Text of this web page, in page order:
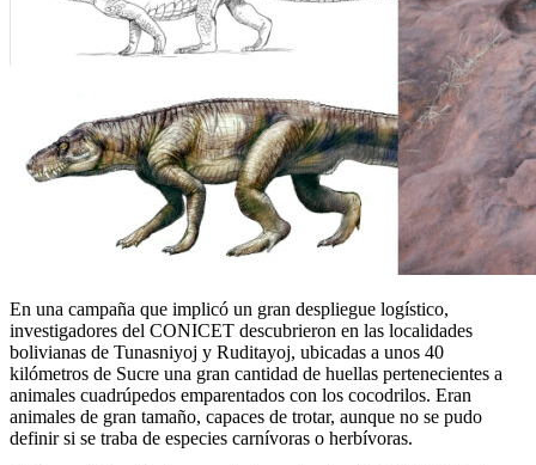
En una campaña que implicó un gran despliegue logístico,
investigadores del CONICET descubrieron en las localidades
bolivianas de Tunasniyoj y Ruditayoj, ubicadas a unos 40
kilómetros de Sucre una gran cantidad de huellas pertenecientes a
animales cuadrúpedos emparentados con los cocodrilos. Eran
animales de gran tamaño, capaces de trotar, aunque no se pudo
definir si se traba de especies carnívoras o herbívoras.